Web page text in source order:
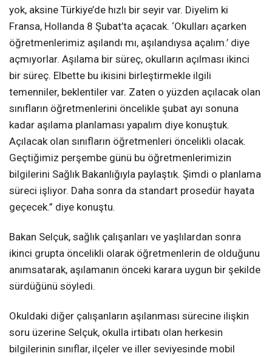
yok, aksine Türkiye’de hızlı bir seyir var. Diyelim ki
Fransa, Hollanda 8 Şubat’ta açacak. ‘Okulları açarken
öğretmenlerimiz aşılandı mı, aşılandıysa açalım.’ diye
açmıyorlar. Aşılama bir süreç, okulların açılması ikinci
bir süreç. Elbette bu ikisini birleştirmekle ilgili
temenniler, beklentiler var. Zaten o yüzden açılacak olan
sınıfların öğretmenlerini öncelikle şubat ayı sonuna
kadar aşılama planlaması yapalım diye konuştuk.
Açılacak olan sınıfların öğretmenleri öncelikli olacak.
Geçtiğimiz perşembe günü bu öğretmenlerimizin
bilgilerini Sağlık Bakanlığıyla paylaştık. Şimdi o planlama
süreci işliyor. Daha sonra da standart prosedür hayata
geçecek.” diye konuştu.
Bakan Selçuk, sağlık çalışanları ve yaşlılardan sonra
ikinci grupta öncelikli olarak öğretmenlerin de olduğunu
anımsatarak, aşılamanın önceki karara uygun bir şekilde
sürdüğünü söyledi.
Okuldaki diğer çalışanların aşılanması sürecine ilişkin
soru üzerine Selçuk, okulla irtibatı olan herkesin
bilgilerinin sınıflar, ilçeler ve iller seviyesinde mobil